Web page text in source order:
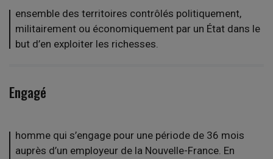
ensemble des territoires contrôlés politiquement,
militairement ou économiquement par un État dans le
but d’en exploiter les richesses.
Engagé
homme qui s’engage pour une période de 36 mois
auprès d’un employeur de la Nouvelle-France. En